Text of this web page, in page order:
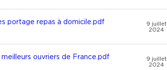
portage repas à domicile.pdf
9 juillet
2024
ouvriers de France.pdf
9 juillet
2024